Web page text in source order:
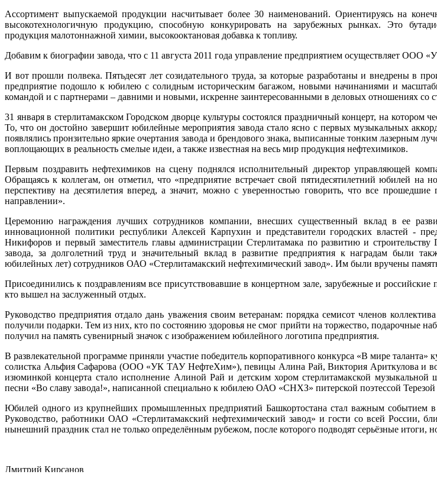
Ассортимент выпускаемой продукции насчитывает более 30 наименований. Ориентируясь на
высокотехнологичную продукцию, способную конкурировать на зарубежных рынках. Это
продукция малотоннажной химии, высокооктановая добавка к топливу.
Добавим к биографии завода, что с 11 августа 2011 года управление предприятием осуществляет
И вот прошли полвека. Пятьдесят лет созидательного труда, за которые разработаны и внедрены в
предприятие подошло к юбилею с солидным историческим багажом, новыми начинаниями и
командой и с партнерами – давними и новыми, искренне заинтересованными в деловых отношениях со
31 января в стерлитамакском Городском дворце культуры состоялся праздничный концерт, на котором
То, что он достойно завершит юбилейные мероприятия завода стало ясно с первых музыкальных
появлялись пронзительно яркие очертания завода и брендового знака, выписанные тонким лазерным
воплощающих в реальность смелые идеи, а также известная на весь мир продукция нефтехимиков.
Первым поздравить нефтехимиков на сцену поднялся исполнительный директор управляющей
Обращаясь к коллегам, он отметил, что «предприятие встречает свой пятидесятилетний юбилей на
перспективу на десятилетия вперед, а значит, можно с уверенностью говорить, что все
направлении».
Церемонию награждения лучших сотрудников компании, внесших существенный вклад в ее
инновационной политики республики Алексей Карпухин и представители городских властей -
Никифоров и первый заместитель главы администрации Стерлитамака по развитию и
завода, за долголетний труд и значительный вклад в развитие предприятия к наградам были
юбилейных лет) сотрудников ОАО «Стерлитамакский нефтехимический завод». Им были вручены
Присоединились к поздравлениям все присутствовавшие в концертном зале, зарубежные и российские
кто вышел на заслуженный отдых.
Руководство предприятия отдало дань уважения своим ветеранам: порядка семисот членов
получили подарки. Тем из них, кто по состоянию здоровья не смог прийти на торжество, подарочные
получил на память сувенирный значок с изображением юбилейного логотипа предприятия.
В развлекательной программе приняли участие победитель корпоративного конкурса «В мире
солистка Альфия Сафарова (ООО «УК ТАУ НефтеХим»), певицы Алина Рай, Виктория Ариткулова и
изюминкой концерта стало исполнение Алиной Рай и детским хором стерлитамакской
песни «Во славу завода!», написанной специально к юбилею ОАО «СНХЗ» питерской поэтессой
Юбилей одного из крупнейших промышленных предприятий Башкортостана стал важным событием
Руководство, работники ОАО «Стерлитамакский нефтехимический завод» и гости со всей России,
нынешний праздник стал не только определённым рубежом, после которого подводят серьёзные итоги,
Дмитрий Кирсанов